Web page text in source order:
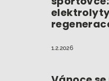
1.2.2026